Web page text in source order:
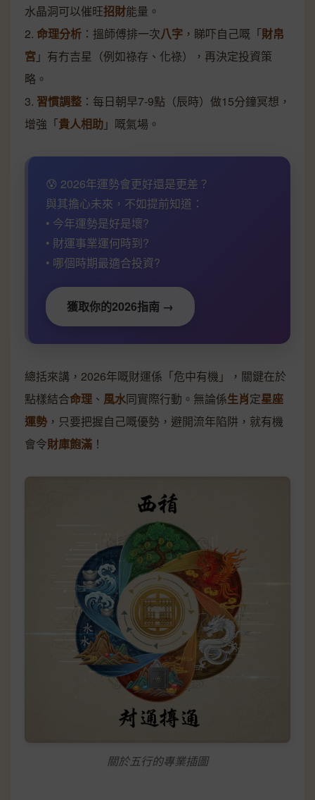
水晶洞可以催旺招財能量。
2. 命理分析 ：搵師傅排一次八字 ，睇吓自己嘅「財帛
宮」有冇吉星（例如祿存、化祿），再決定投資策
略。
3. 習慣調整 ：每日朝早7-9點（辰時）做15分鐘冥想，
增強「貴人相助」嘅氣場。
😰 2026年運勢會更好還是更差？
與其擔心未來，不如提前知道：
• 今年運勢是好是壞?
• 財運事業運何時到?
• 哪個時期最適合投資?
獲取你的2026指南 →
總括來講，2026年嘅財運係「危中有機」，關鍵在於
點樣結合命理 、 風水同實際行動。無論係生肖定星座
運勢 ，只要把握自己嘅優勢，避開流年陷阱，就有機
會令財庫飽滿 ！
關於五行的專業插圖